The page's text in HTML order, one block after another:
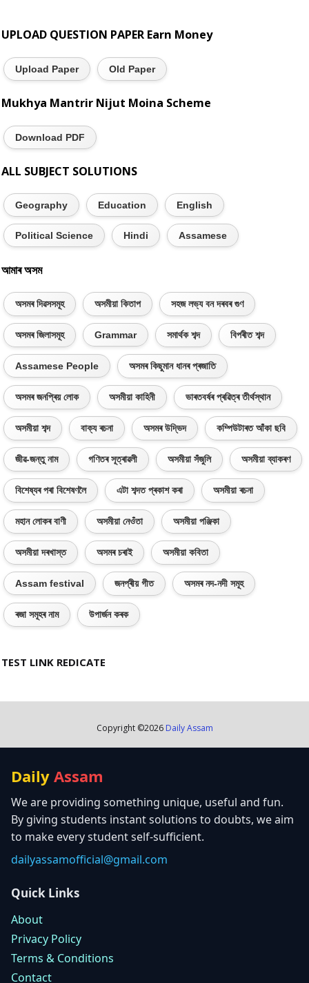
UPLOAD QUESTION PAPER Earn Money
Upload Paper Old Paper
Mukhya Mantrir Nijut Moina Scheme
Download PDF
ALL SUBJECT SOLUTIONS
Geography Education English
Political Science Hindi Assamese
আমাৰ অসম
অসমৰ দিৱসসমূহ অসমীয়া কিতাপ সহজ লভ্য বন দৰবৰ গুণ
অসমৰ জিলাসমূহ Grammar সমাৰ্থক শব্দ বিপৰীত শব্দ
Assamese People অসমৰ কিছুমান ধানৰ প্ৰজাতি
অসমৰ জনপ্ৰিয় লোক অসমীয়া কাহিনী ভাৰতবৰ্ষৰ প্ৰৱিত্ৰ তীৰ্থস্থান
অসমীয়া শব্দ বাক্য ৰচনা অসমৰ উদ্ভিদ কম্পিউটাৰত আঁকা ছবি
জীৱ-জন্তু নাম গণিতৰ সূত্ৰাৱলী অসমীয়া সঁজুলি অসমীয়া ব্যাকৰণ
বিশেষ্যৰ পৰা বিশেষণলৈ এটা শব্দত প্ৰকাশ কৰা অসমীয়া ৰচনা
মহান লোকৰ বাণী অসমীয়া নেওঁতা অসমীয়া পঞ্জিকা
অসমীয়া দৰখাস্ত অসমৰ চৰাই অসমীয়া কবিতা
Assam festival জনপ্ৰীয় গীত অসমৰ নদ-নদী সমূহ
ৰজা সমূহৰ নাম উপাৰ্জন কৰক
TEST LINK REDICATE
Copyright ©2026 Daily Assam
Daily Assam
We are providing something unique, useful and fun.
By giving students instant solutions to doubts, we aim
to make every student self-sufficient.
dailyassamofficial@gmail.com
Quick Links
About
Privacy Policy
Terms & Conditions
Contact